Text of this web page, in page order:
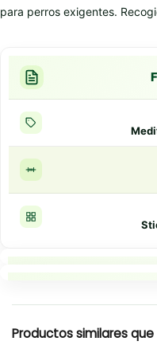
para perros exigentes.
Productos similares